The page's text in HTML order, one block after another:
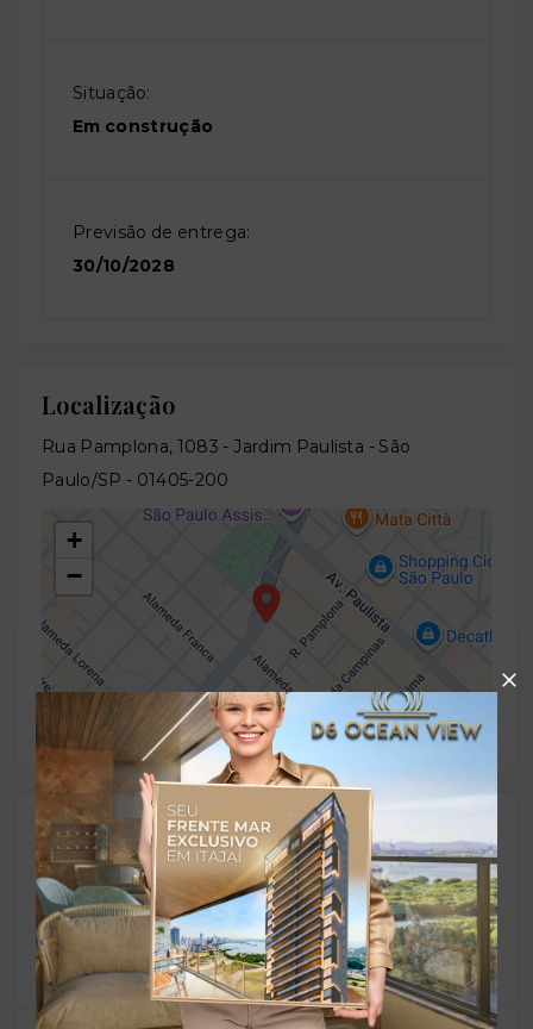
Situação:
Em construção
Previsão de entrega:
30/10/2028
Localização
Rua Pamplona, 1083 - Jardim Paulista - São
Paulo/SP - 01405-200
+
−
Leaflet
Gostou do imóvel?
Salve ele nos seus favoritos ou então compartilhe
com alguém no WhatsApp:
Compartilhar